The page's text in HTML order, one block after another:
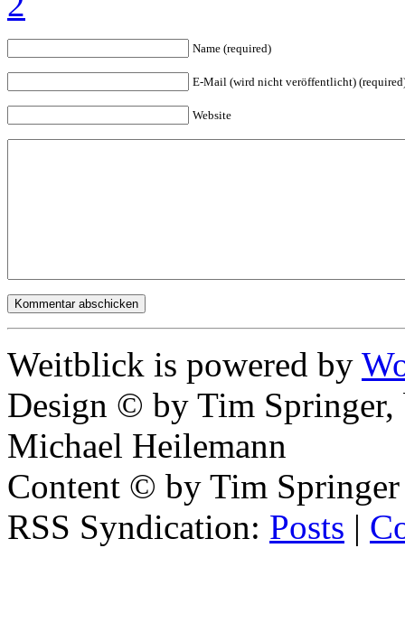
Name (required)
E-Mail (wird nicht veröffentlicht)
Website
Weitblick is powered by
Design © by Tim Springer,
Michael Heilemann
Content © by Tim
RSS Syndication: Posts |